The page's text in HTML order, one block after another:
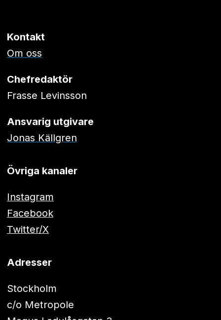
Kontakt
Om oss
Chefredaktör
Frasse Levinsson
Ansvarig utgivare
Jonas Källgren
Övriga kanaler
Instagram
Facebook
Twitter/X
Adresser
Stockholm
c/o Metropole